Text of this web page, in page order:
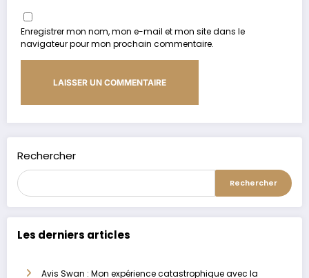
Enregistrer mon nom, mon e-mail et mon site dans le
navigateur pour mon prochain commentaire.
Rechercher
Rechercher
Les derniers articles
Avis Swan : Mon expérience catastrophique avec la